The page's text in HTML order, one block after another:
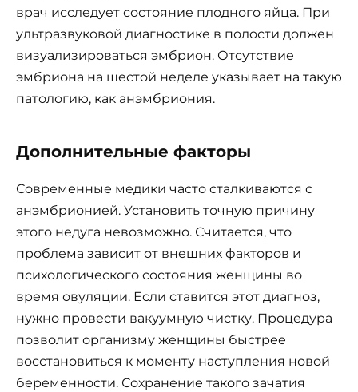
врач исследует состояние плодного яйца. При
ультразвуковой диагностике в полости должен
визуализироваться эмбрион. Отсутствие
эмбриона на шестой неделе указывает на такую
патологию, как анэмбриония.
Дополнительные факторы
Современные медики часто сталкиваются с
анэмбрионией. Установить точную причину
этого недуга невозможно. Считается, что
проблема зависит от внешних факторов и
психологического состояния женщины во
время овуляции. Если ставится этот диагноз,
нужно провести вакуумную чистку. Процедура
позволит организму женщины быстрее
восстановиться к моменту наступления новой
беременности. Сохранение такого зачатия